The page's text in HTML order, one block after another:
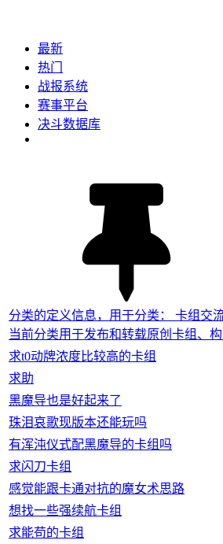
最新
热门
战报系统
赛事平台
决斗数据库
分类的定义信息，用于分类： 卡组交
当前分类用于发布和转载原创卡组、
求t0动牌浓度比较高的卡组
求助
黑魔导也是好起来了
珠泪哀歌现版本还能玩吗
有浑沌仪式配黑魔导的卡组吗
求闪刀卡组
感觉能跟卡通对抗的魔女术思路
想找一些强续航卡组
求能苟的卡组